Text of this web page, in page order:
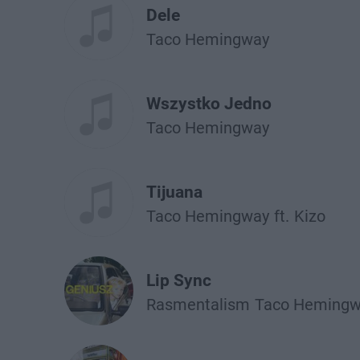
Dele
Taco Hemingway
Wszystko Jedno
Taco Hemingway
Tijuana
Taco Hemingway ft. Kizo
Lip Sync
Rasmentalism Taco